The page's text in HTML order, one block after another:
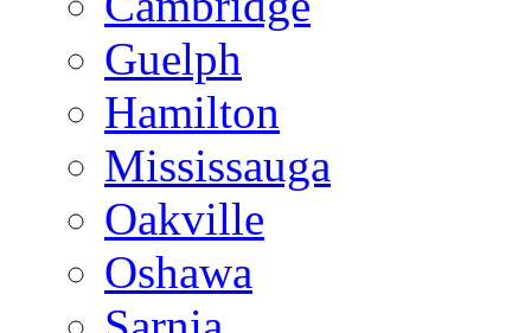
Guelph
Hamilton
Mississauga
Oakville
Oshawa